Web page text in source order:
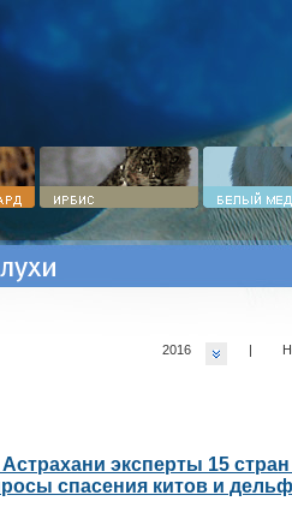
2016 |
Астрахани эксперты 15
спасения китов и